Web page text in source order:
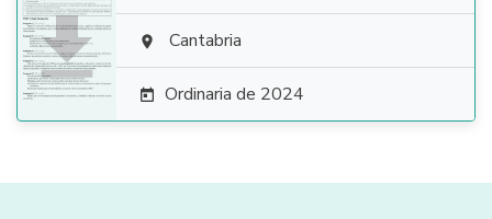
  Cantabria
 Ordinaria de 2024